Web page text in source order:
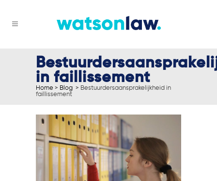
in faillissement
Home > Blog > Bestuurdersaansprakelijkheid in
faillissement